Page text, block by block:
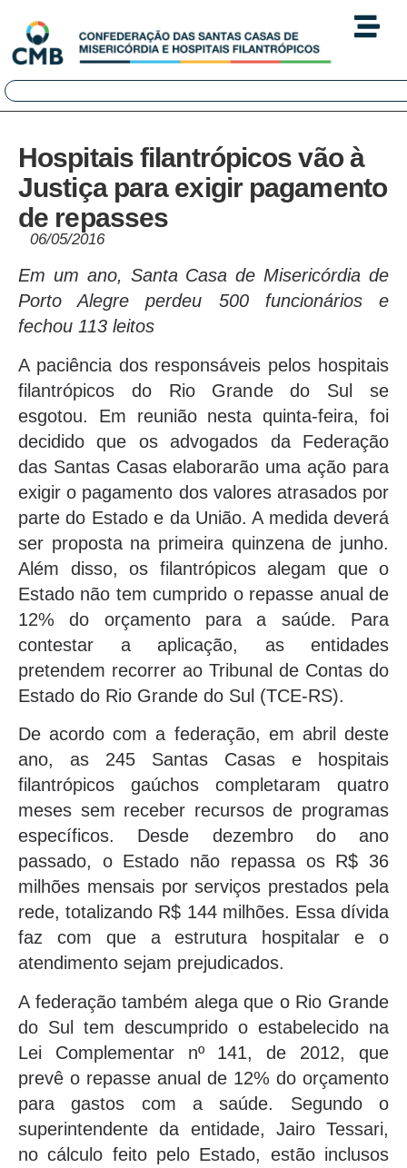
Hospitais filantrópicos vão à
Justiça para exigir pagamento
de repasses
06/05/2016
Em um ano, Santa Casa de Misericórdia de
Porto Alegre perdeu 500 funcionários e
fechou 113 leitos
A paciência dos responsáveis pelos hospitais
filantrópicos do Rio Grande do Sul se
esgotou. Em reunião nesta quinta-feira, foi
decidido que os advogados da Federação
das Santas Casas elaborarão uma ação para
exigir o pagamento dos valores atrasados por
parte do Estado e da União. A medida deverá
ser proposta na primeira quinzena de junho.
Além disso, os filantrópicos alegam que o
Estado não tem cumprido o repasse anual de
12% do orçamento para a saúde. Para
contestar a aplicação, as entidades
pretendem recorrer ao Tribunal de Contas do
Estado do Rio Grande do Sul (TCE-RS).
De acordo com a federação, em abril deste
ano, as 245 Santas Casas e hospitais
filantrópicos gaúchos completaram quatro
meses sem receber recursos de programas
específicos. Desde dezembro do ano
passado, o Estado não repassa os R$ 36
milhões mensais por serviços prestados pela
rede, totalizando R$ 144 milhões. Essa dívida
faz com que a estrutura hospitalar e o
atendimento sejam prejudicados.
A federação também alega que o Rio Grande
do Sul tem descumprido o estabelecido na
Lei Complementar nº 141, de 2012, que
prevê o repasse anual de 12% do orçamento
para gastos com a saúde. Segundo o
superintendente da entidade, Jairo Tessari,
no cálculo feito pelo Estado, estão inclusos